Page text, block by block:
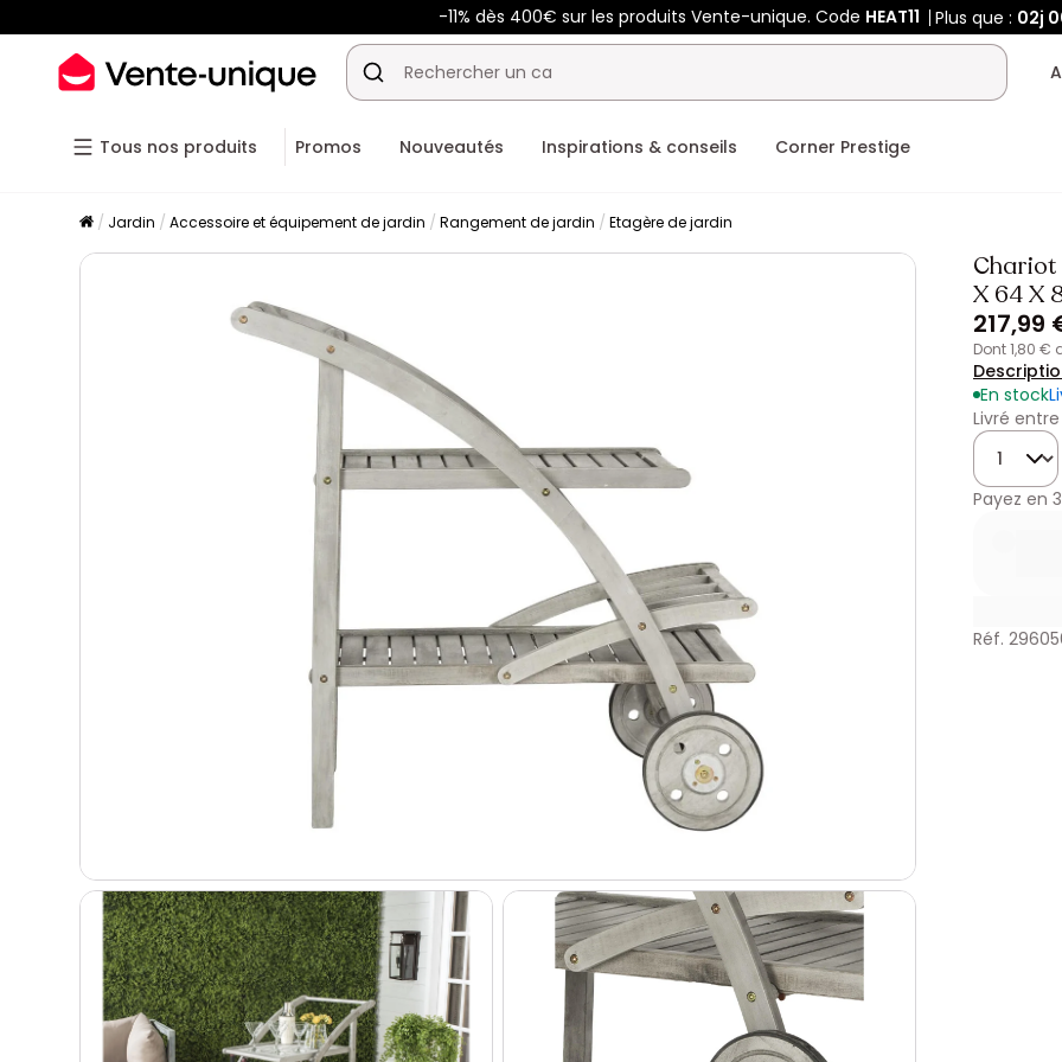
-11% dès 400€ sur les produits Vente-unique. Code HEAT11 Plus que : 02j
Tous nos produits Promos Nouveautés Inspirations & conseils Corner Prestige
Jardin Accessoire et équipement de jardin Rangement de jardin Etagère de jardin
Chariot
X 64 X
217,99
dont 1,80
En stock
Livré
Quantité
Payez en
Réf.